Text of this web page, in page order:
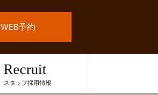
WEB予約
Recruit
スタッフ採用情報